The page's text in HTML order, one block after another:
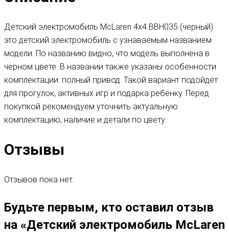
Детский электромобиль McLaren 4х4 BBH035 (черный)
это детский электромобиль с узнаваемым названием
модели. По названию видно, что модель выполнена в
черном цвете. В названии также указаны особенности
комплектации: полный привод. Такой вариант подойдёт
для прогулок, активных игр и подарка ребёнку. Перед
покупкой рекомендуем уточнить актуальную
комплектацию, наличие и детали по цвету.
Отзывы
Отзывов пока нет.
Будьте первым, кто оставил отзыв
на «Детский электромобиль McLaren